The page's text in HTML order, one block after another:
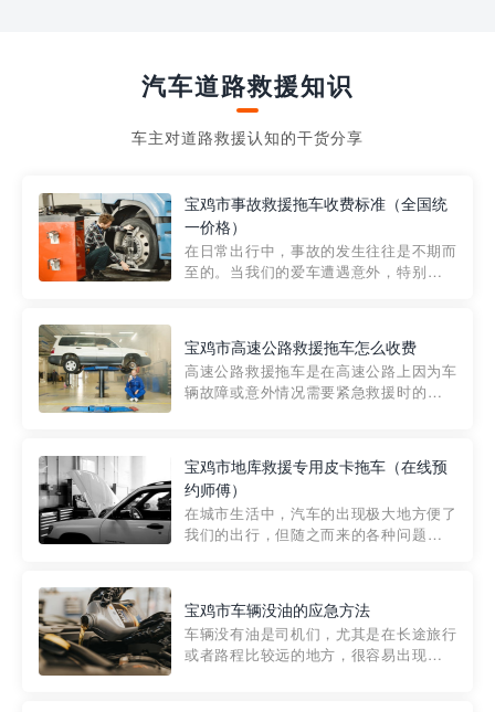
汽车道路救援知识
车主对道路救援认知的干货分享
宝鸡市事故救援拖车收费标准（全国统
一价格）
在日常出行中，事故的发生往往是不期而
至的。当我们的爱车遭遇意外，特别是在
细解析一下市区事故救援拖车的收费标
准，以及在选用拖车服务时应注...
宝鸡市高速公路救援拖车怎么收费
高速公路救援拖车是在高速公路上因为车
辆故障或意外情况需要紧急救援时的必备
路救援拖车的收费标准是由当地交通管理
部门制定的。起步价通...
宝鸡市地库救援专用皮卡拖车（在线预
约师傅）
在城市生活中，汽车的出现极大地方便了
我们的出行，但随之而来的各种问题也让
紧急情况下，我们需要一种高效可靠的救
援方式。而这时，地库救援专...
宝鸡市车辆没油的应急方法
车辆没有油是司机们，尤其是在长途旅行
或者路程比较远的地方，很容易出现这种